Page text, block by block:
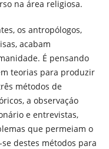
na área religiosa.
os antropólogos,
acabam
É pensando
teorias para produzir
métodos de
a observaçáo
e entrevistas,
que permeiam o
destes métodos para